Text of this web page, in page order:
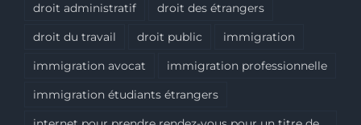
droit administratif
droit des étrangers
droit du travail
droit public
immigration
immigration avocat
immigration professionnelle
immigration étudiants étrangers